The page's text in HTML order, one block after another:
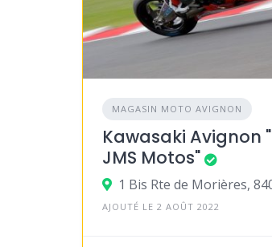
MAGASIN MOTO AVIGNON
Kawasaki Avignon
JMS Motos"
1 Bis Rte de Morières,
AJOUTÉ LE 2 AOÛT 2022